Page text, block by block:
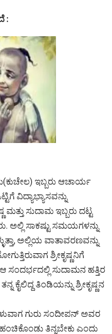
:
ಇಬ್ಬರು ಆಚಾರ್ಯ
ವಿದ್ಯಾಭ್ಯಾಸವನ್ನು
ಮತ್ತು ಸುದಾಮ ಇಬ್ಬರು ದಟ್ಟ
ಅಲ್ಲಿ ಸಾಕಷ್ಟು ಸಮಯಗಳನ್ನು
ಅಲ್ಲಿಯ ವಾತಾವರಣವನ್ನು
ಶ್ರೀಕೃಷ್ಣನಿಗೆ
ಸಂದರ್ಭದಲ್ಲಿ ಸುದಾಮನ ಹತ್ತಿರ
ಕೈಲಿದ್ದ ತಿಂಡಿಯನ್ನು ಶ್ರೀಕೃಷ್ಣನ
ಗುರು ಸಂದೀಪನ್ ಅವರ
ತಿನ್ನಬೇಕು ಎಂದು